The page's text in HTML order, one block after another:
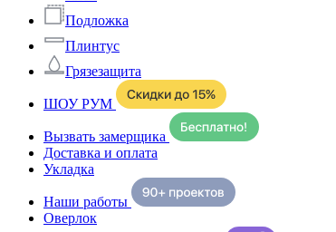
Подложка
Плинтус
Грязезащита
ШОУ РУМ
Вызвать замерщика
Доставка и оплата
Укладка
Наши работы
Оверлок